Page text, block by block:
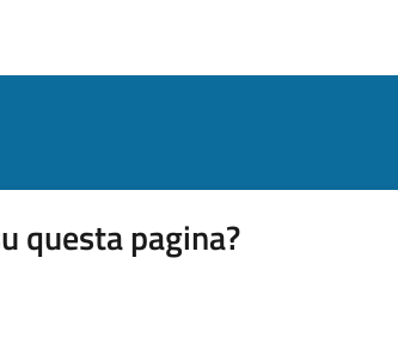
questa pagina?